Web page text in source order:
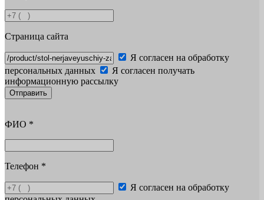
Страница сайта
Я согласен на обработку
персональных данных
Я согласен получать
информационную рассылку
Отправить
ФИО *
Телефон *
Я согласен на обработку